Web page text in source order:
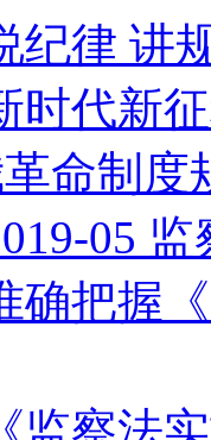
纪律 讲
时代新
命制度
05
确把握
《监察法